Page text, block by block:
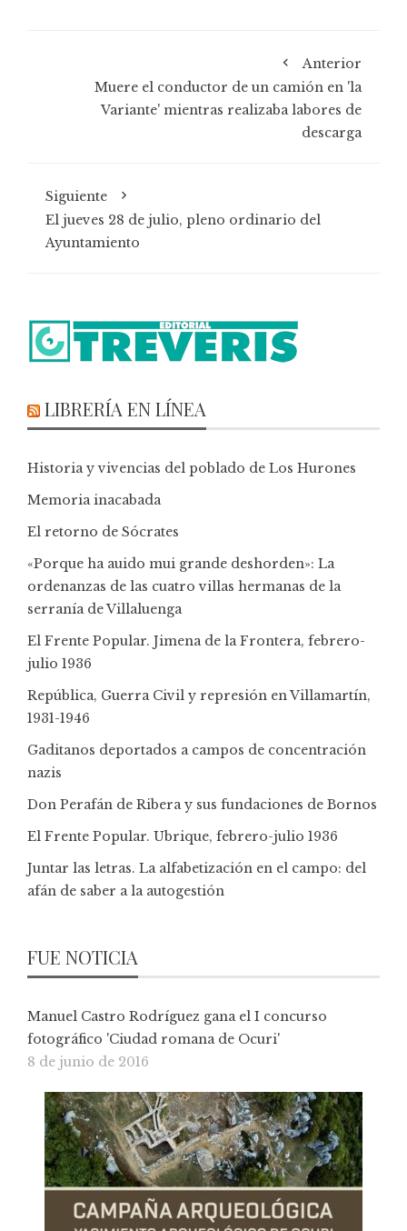
Anterior
Muere el conductor de un camión en 'la
Variante' mientras realizaba labores de
descarga
Siguiente
El jueves 28 de julio, pleno ordinario del
Ayuntamiento
LIBRERÍA EN LÍNEA
Historia y vivencias del poblado de Los Hurones
Memoria inacabada
El retorno de Sócrates
«Porque ha auido mui grande deshorden»: La
ordenanzas de las cuatro villas hermanas de la
serranía de Villaluenga
El Frente Popular. Jimena de la Frontera, febrero-
julio 1936
República, Guerra Civil y represión en Villamartín,
1931-1946
Gaditanos deportados a campos de concentración
nazis
Don Perafán de Ribera y sus fundaciones de Bornos
El Frente Popular. Ubrique, febrero-julio 1936
Juntar las letras. La alfabetización en el campo: del
afán de saber a la autogestión
FUE NOTICIA
Manuel Castro Rodríguez gana el I concurso
fotográfico 'Ciudad romana de Ocuri'
8 de junio de 2016